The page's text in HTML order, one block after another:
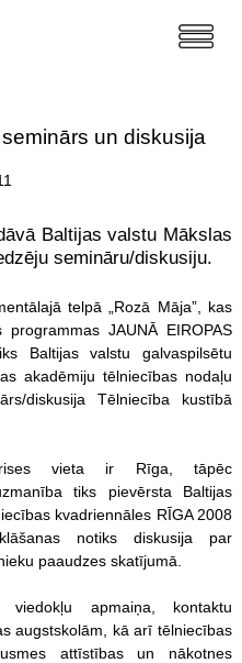
un diskusija
Baltijas valstu Mākslas
semināru/diskusiju.
telpā „Rozā Māja”, kas
JAUNĀ EIROPAS
Baltijas valstu galvaspilsētu
akadēmiju tēlniecības nodaļu
diskusija Tēlniecība kustībā
vieta ir Rīga, tāpēc
tiks pievērsta Baltijas
kvadriennāles RĪGA 2008
notiks diskusija par
paaudzes skatījumā.
apmaiņa, kontaktu
augstskolām, kā arī tēlniecības
attīstības un nākotnes